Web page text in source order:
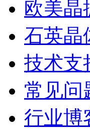
欧美晶
石英晶
技术支
常见问
行业博